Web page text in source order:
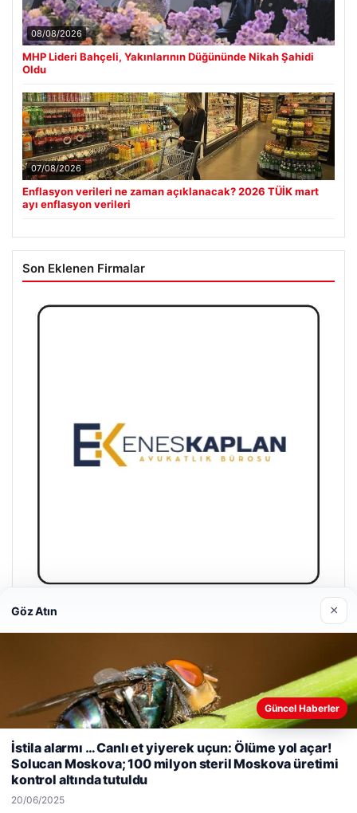
08/08/2026
MHP Lideri Bahçeli, Yakınlarının Düğününde Nikah Şahidi
Oldu
07/08/2026
Enflasyon verileri ne zaman açıklanacak? 2026 TÜİK mart
ayı enflasyon verileri
Son Eklenen Firmalar
Enes Kaplan Avukatlık Bürosu
28/04/2026
© 2026 Gündem Haberleri
deneyiminizi kişiselleştirmek ve geliştirmek amacıyla çerezler
kullanıyoruz.Çerez Politikamız
Göz Atın ×
Güncel Haberler
İstila alarmı … Canlı et yiyerek uçun: Ölüme yol açar!
Solucan Moskova; 100 milyon steril Moskova üretimi
kontrol altında tutuldu
20/06/2025